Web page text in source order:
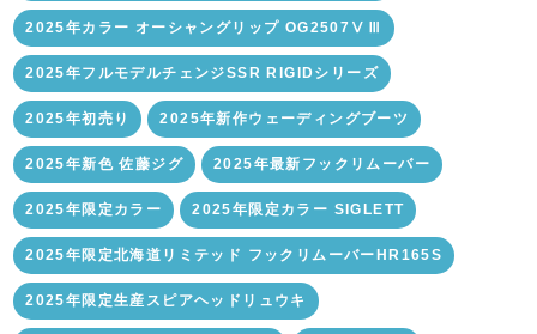
2025年カラー オーシャングリップ OG2507ⅤⅢ
2025年フルモデルチェンジSSR RIGIDシリーズ
2025年初売り 2025年新作ウェーディングブーツ
2025年新色 佐藤ジグ 2025年最新フックリムーバー
2025年限定カラー 2025年限定カラー SIGLETT
2025年限定北海道リミテッド フックリムーバーHR165S
2025年限定生産スピアヘッドリュウキ